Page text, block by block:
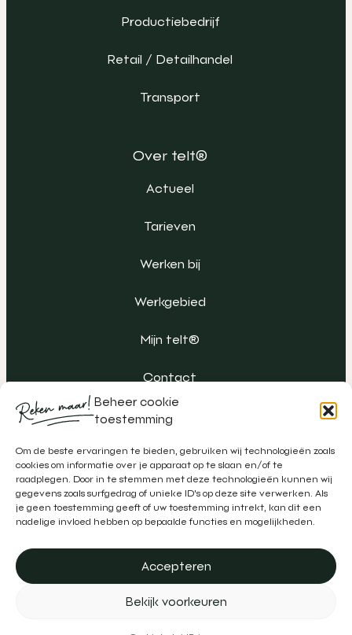
Beheer cookie
toestemming
Om de beste ervaringen te bieden, gebruiken wij technologieën zoals
cookies om informatie over je apparaat op te slaan en/of te
raadplegen. Door in te stemmen met deze technologieën kunnen wij
gegevens zoals surfgedrag of unieke ID's op deze site verwerken. Als
je geen toestemming geeft of uw toestemming intrekt, kan dit een
nadelige invloed hebben op bepaalde functies en mogelijkheden.
Accepteren
Bekijk voorkeuren
Productiebedrijf
Retail / Detailhandel
Transport
Over telt®
Actueel
Tarieven
Werken bij
Werkgebied
Mijn telt®
Contact
Algemene voorwaarden
Klachtenregeling
Privacy
Disclaimer